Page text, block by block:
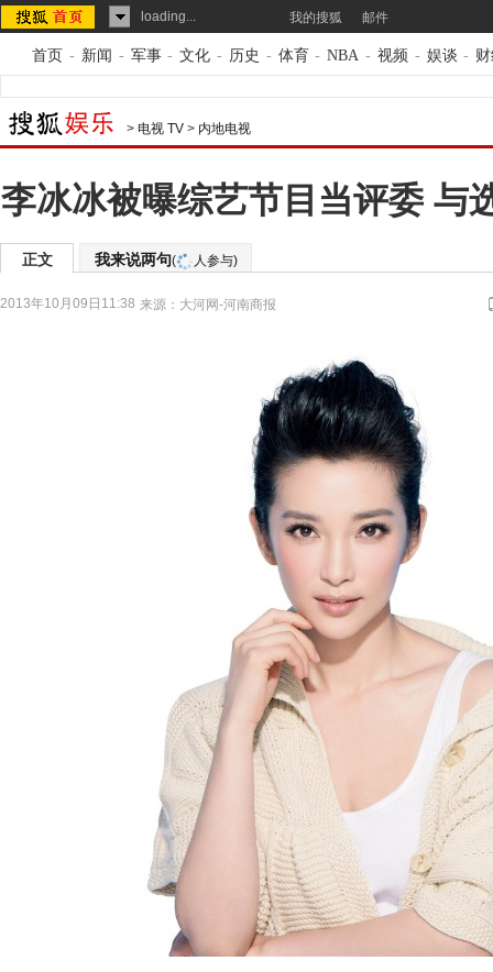
loading... 我的搜狐 邮件
首页 - 新闻 - 军事 - 文化 - 历史 - 体育 - NBA - 视频 - 娱谈 -
> 电视 TV > 内地电视
李冰冰被曝综艺节目当评委 与
正文 我来说两句( 人参与)
2013年10月09日11:38 来源： 大河网-河南商报